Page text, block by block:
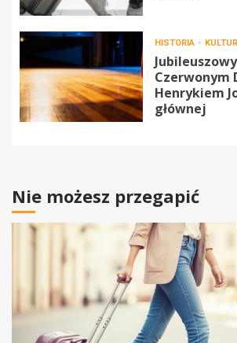
HISTORIA
Czerwonym
Henrykiem
głównej
Nie możesz przegapić